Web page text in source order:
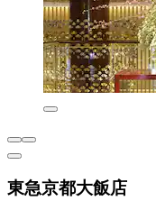
東急京都大飯店